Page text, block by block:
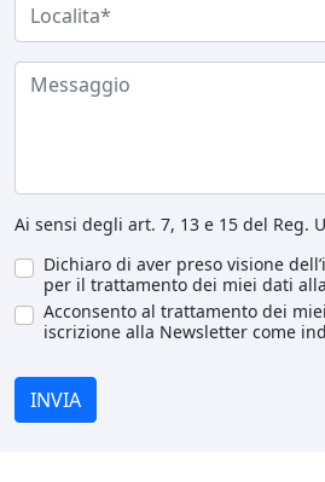
Ai sensi degli art. 7, 13 e 15 del Reg.
Dichiaro di aver preso visione
per il trattamento dei miei dati alla
Acconsento al trattamento dei
iscrizione alla Newsletter come
INVIA